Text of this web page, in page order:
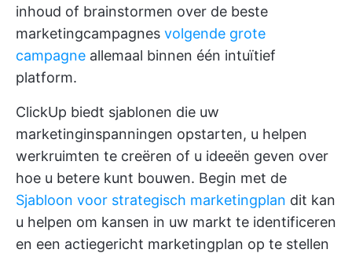
inhoud of brainstormen over de beste
marketingcampagnes volgende grote
campagne allemaal binnen één intuïtief
platform.
ClickUp biedt sjablonen die uw
marketinginspanningen opstarten, u helpen
werkruimten te creëren of u ideeën geven over
hoe u betere kunt bouwen. Begin met de
Sjabloon voor strategisch marketingplan dit kan
u helpen om kansen in uw markt te identificeren
en een actiegericht marketingplan op te stellen